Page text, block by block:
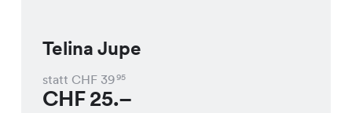
Telina Jupe
statt CHF 3995
CHF25.–